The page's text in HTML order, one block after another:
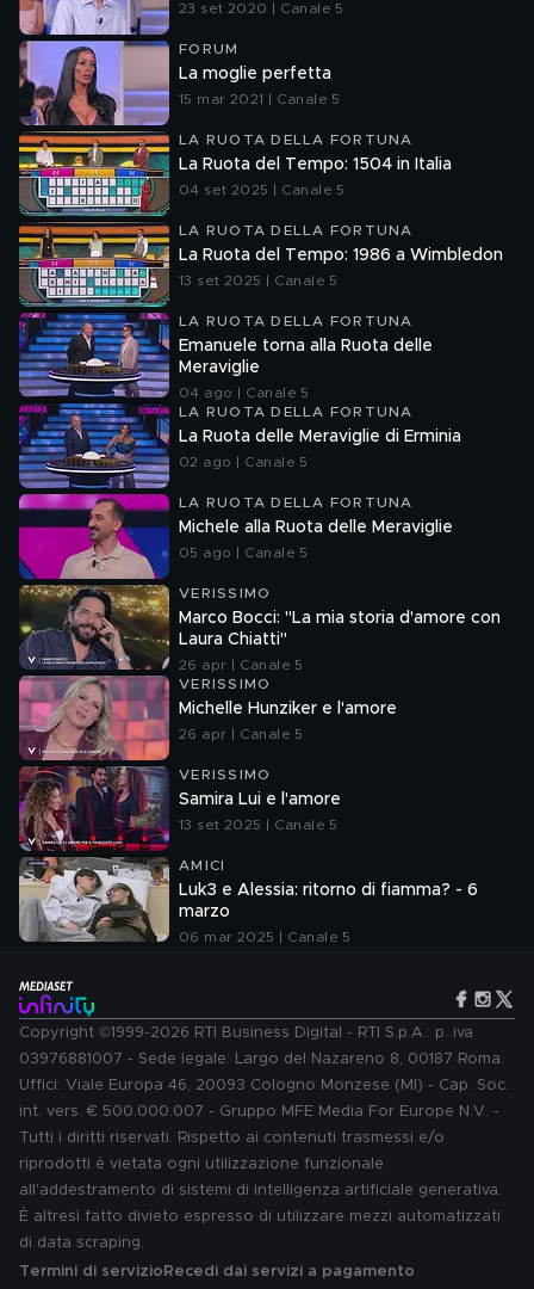
23 set 2020 | Canale 5
FORUM
La moglie perfetta
15 mar 2021 | Canale 5
LA RUOTA DELLA FORTUNA
La Ruota del Tempo: 1504 in Italia
04 set 2025 | Canale 5
LA RUOTA DELLA FORTUNA
La Ruota del Tempo: 1986 a Wimbledon
13 set 2025 | Canale 5
LA RUOTA DELLA FORTUNA
Emanuele torna alla Ruota delle
Meraviglie
04 ago | Canale 5
LA RUOTA DELLA FORTUNA
La Ruota delle Meraviglie di Erminia
02 ago | Canale 5
LA RUOTA DELLA FORTUNA
Michele alla Ruota delle Meraviglie
05 ago | Canale 5
VERISSIMO
Marco Bocci: "La mia storia d'amore con
Laura Chiatti"
26 apr | Canale 5
VERISSIMO
Michelle Hunziker e l'amore
26 apr | Canale 5
VERISSIMO
Samira Lui e l'amore
13 set 2025 | Canale 5
AMICI
Luk3 e Alessia: ritorno di fiamma? - 6
marzo
06 mar 2025 | Canale 5
Copyright ©1999-2026 RTI Business Digital - RTI S.p.A.: p. iva
03976881007 - Sede legale: Largo del Nazareno 8, 00187 Roma.
Uffici: Viale Europa 46, 20093 Cologno Monzese (MI) - Cap. Soc.
int. vers. € 500.000.007 - Gruppo MFE Media For Europe N.V. -
Tutti i diritti riservati. Rispetto ai contenuti trasmessi e/o
riprodotti è vietata ogni utilizzazione funzionale
all'addestramento di sistemi di intelligenza artificiale generativa.
È altresì fatto divieto espresso di utilizzare mezzi automatizzati
di data scraping.
Termini di servizio Recedi dai servizi a pagamento